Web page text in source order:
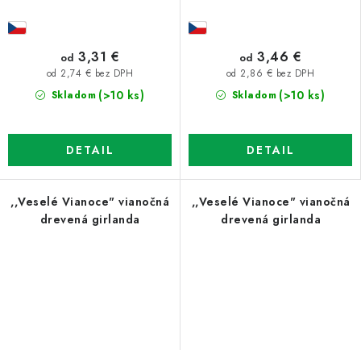
Skladom (>10 ks)
od 2,74 € bez DPH
od 3,31 €
DETAIL
Skladom (>10 ks)
od 2,86 € bez DPH
od 3,46 €
DETAIL
,,Veselé Vianoce" vianočná
drevená girlanda
,,Veselé Vianoce" vianočná
drevená girlanda